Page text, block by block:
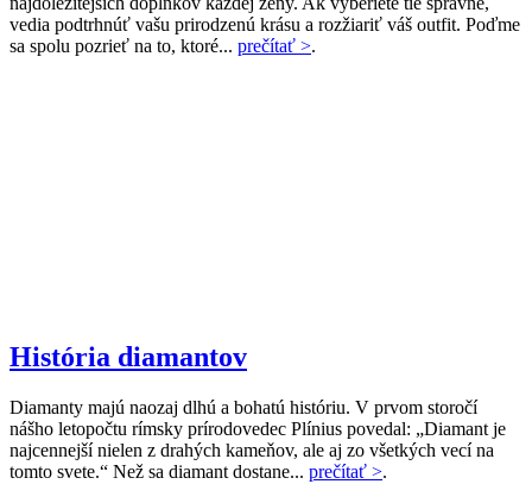
vedia podtrhnúť vašu prirodzenú krásu a rozžiariť váš outfit. Poďme
sa spolu pozrieť na to, ktoré... prečítať >.
História diamantov
Diamanty majú naozaj dlhú a bohatú históriu. V prvom storočí
nášho letopočtu rímsky prírodovedec Plínius povedal: „Diamant je
najcennejší nielen z drahých kameňov, ale aj zo všetkých vecí na
tomto svete.“ Než sa diamant dostane... prečítať >.